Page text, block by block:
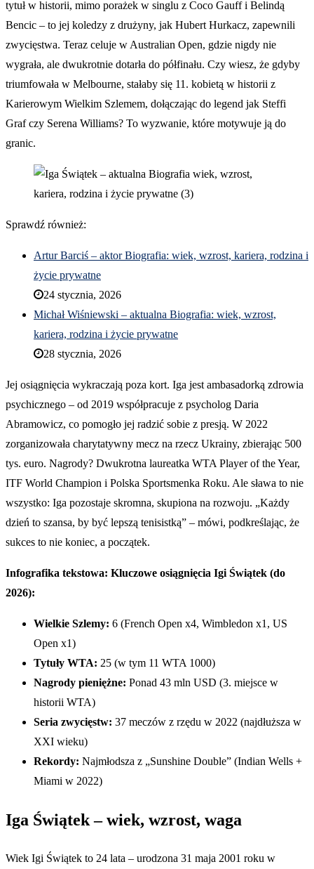
tytuł w historii, mimo porażek w singlu z Coco Gauff i Belindą
Bencic – to jej koledzy z drużyny, jak Hubert Hurkacz, zapewnili
zwycięstwa. Teraz celuje w Australian Open, gdzie nigdy nie
wygrała, ale dwukrotnie dotarła do półfinału. Czy wiesz, że gdyby
triumfowała w Melbourne, stałaby się 11. kobietą w historii z
Karierowym Wielkim Szlemem, dołączając do legend jak Steffi
Graf czy Serena Williams? To wyzwanie, które motywuje ją do
granic.
Sprawdź również:
Artur Barciś – aktor Biografia: wiek, wzrost, kariera, rodzina i
życie prywatne
24 stycznia, 2026
Michał Wiśniewski – aktualna Biografia: wiek, wzrost,
kariera, rodzina i życie prywatne
28 stycznia, 2026
Jej osiągnięcia wykraczają poza kort. Iga jest ambasadorką zdrowia
psychicznego – od 2019 współpracuje z psycholog Daria
Abramowicz, co pomogło jej radzić sobie z presją. W 2022
zorganizowała charytatywny mecz na rzecz Ukrainy, zbierając 500
tys. euro. Nagrody? Dwukrotna laureatka WTA Player of the Year,
ITF World Champion i Polska Sportsmenka Roku. Ale sława to nie
wszystko: Iga pozostaje skromna, skupiona na rozwoju. „Każdy
dzień to szansa, by być lepszą tenisistką” – mówi, podkreślając, że
sukces to nie koniec, a początek.
Infografika tekstowa: Kluczowe osiągnięcia Igi Świątek (do
2026):
Wielkie Szlemy: 6 (French Open x4, Wimbledon x1, US
Open x1)
Tytuły WTA: 25 (w tym 11 WTA 1000)
Nagrody pieniężne: Ponad 43 mln USD (3. miejsce w
historii WTA)
Seria zwycięstw: 37 meczów z rzędu w 2022 (najdłuższa w
XXI wieku)
Rekordy: Najmłodsza z „Sunshine Double” (Indian Wells +
Miami w 2022)
Iga Świątek – wiek, wzrost, waga
Wiek Igi Świątek to 24 lata – urodzona 31 maja 2001 roku w